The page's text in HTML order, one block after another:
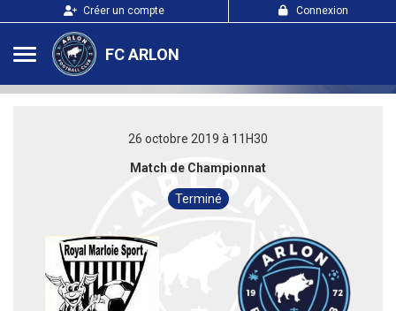
Créer un compte Connexion
FC ARLON
26 octobre 2019 à 11H30
Match de Championnat
Terminé
Panneau de gestion des cookies